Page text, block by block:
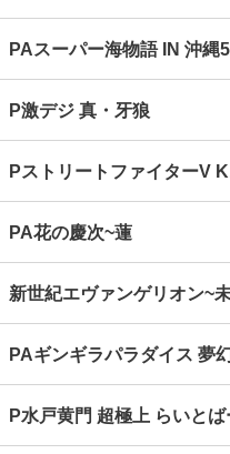
PAスーパー海物語 IN 沖縄
P激デジ 真・牙狼
PストリートファイターV
PA花の慶次~蓮
新世紀エヴァンゲリオン~
PAギンギラパラダイス 夢
P水戸黄門 超極上 らいと